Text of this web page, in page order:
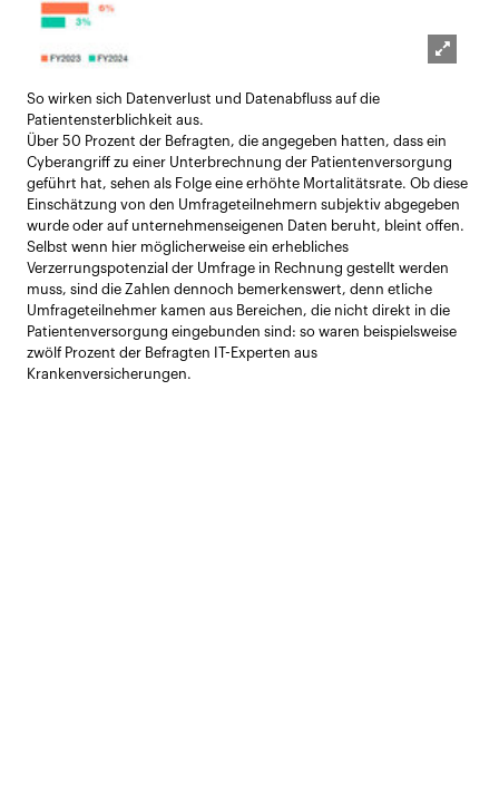
So wirken sich Datenverlust und Datenabfluss auf die
Patientensterblichkeit aus.
Über 50 Prozent der Befragten, die angegeben hatten, dass ein
Cyberangriff zu einer Unterbrechnung der Patientenversorgung
geführt hat, sehen als Folge eine erhöhte Mortalitätsrate. Ob diese
Einschätzung von den Umfrageteilnehmern subjektiv abgegeben
wurde oder auf unternehmenseigenen Daten beruht, bleint offen.
Selbst wenn hier möglicherweise ein erhebliches
Verzerrungspotenzial der Umfrage in Rechnung gestellt werden
muss, sind die Zahlen dennoch bemerkenswert, denn etliche
Umfrageteilnehmer kamen aus Bereichen, die nicht direkt in die
Patientenversorgung eingebunden sind: so waren beispielsweise
zwölf Prozent der Befragten IT-Experten aus
Krankenversicherungen.